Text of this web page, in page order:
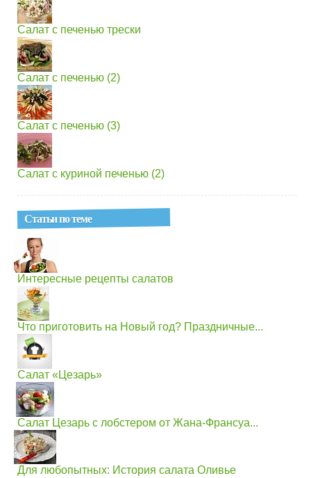
Салат с печенью трески
Салат с печенью (2)
Салат с печенью (3)
Салат с куриной печенью (2)
Статьи по теме
Интересные рецепты салатов
Что приготовить на Новый год? Праздничные...
Салат «Цезарь»
Салат Цезарь с лобстером от Жана-Франсуа...
Для любопытных: История салата Оливье